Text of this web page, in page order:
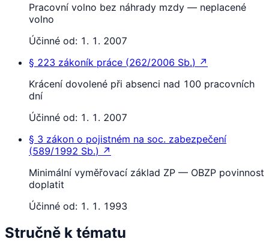
Pracovní volno bez náhrady mzdy — neplacené
volno
Účinné od: 1. 1. 2007
§ 223 zákoník práce (262/2006 Sb.) ↗
Krácení dovolené při absenci nad 100 pracovních
dní
Účinné od: 1. 1. 2007
§ 3 zákon o pojistném na soc. zabezpečení
(589/1992 Sb.) ↗
Minimální vyměřovací základ ZP — OBZP povinnost
doplatit
Účinné od: 1. 1. 1993
Stručně k tématu